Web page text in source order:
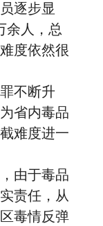
逐步显
余人，总
度依然很
不断升
省内毒品
难度进一
由于毒品
责任，从
毒情反弹